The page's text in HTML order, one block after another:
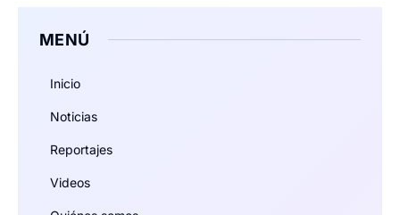
MENÚ
Inicio
Noticias
Reportajes
Videos